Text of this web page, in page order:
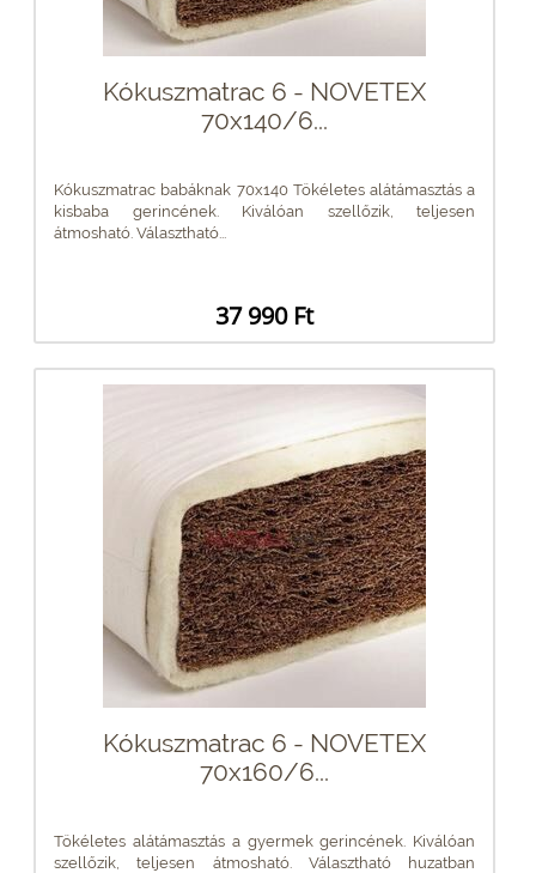
Kókuszmatrac 6 - NOVETEX
70x140/6...
Kókuszmatrac babáknak 70x140 Tökéletes alátámasztás a
kisbaba gerincének. Kiválóan szellőzik, teljesen
átmosható. Választható...
37 990 Ft
Kókuszmatrac 6 - NOVETEX
70x160/6...
Tökéletes alátámasztás a gyermek gerincének. Kiválóan
szellőzik, teljesen átmosható. Választható huzatban